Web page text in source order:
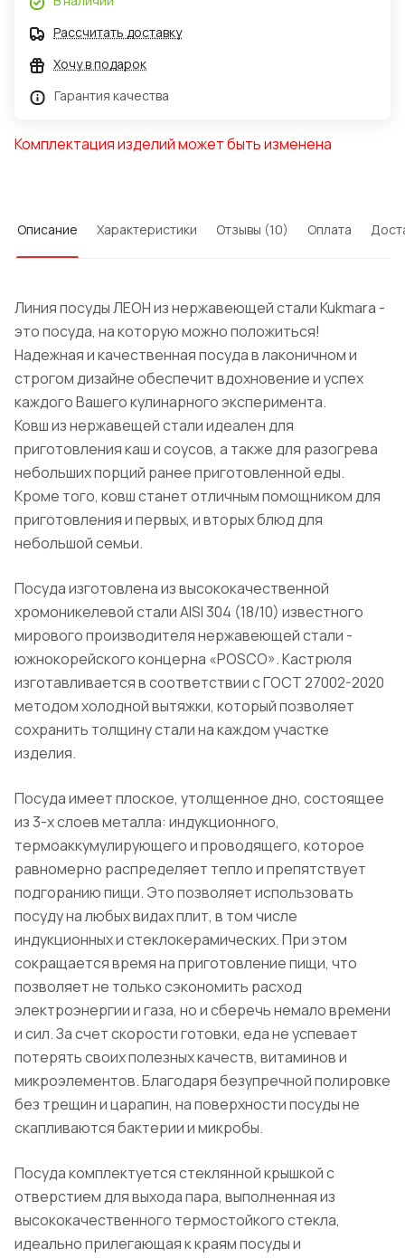
Рассчитать доставку
Хочу в подарок
Гарантия качества
Комплектация изделий может быть изменена
Описание Характеристики Отзывы (10) Оплата
Линия посуды ЛЕОН из нержавеющей стали Kukmara -
это посуда, на которую можно положиться!
Надежная и качественная посуда в лаконичном и
строгом дизайне обеспечит вдохновение и успех
каждого Вашего кулинарного эксперимента.
Ковш из нержавещей стали идеален для
приготовления каш и соусов, а также для разогрева
небольших порций ранее приготовленной еды.
Кроме того, ковш станет отличным помощником для
приготовления и первых, и вторых блюд для
небольшой семьи.
Посуда изготовлена из высококачественной
хромоникелевой стали AISI 304 (18/10) известного
мирового производителя нержавеющей стали -
южнокорейского концерна «POSCO». Кастрюля
изготавливается в соответствии с ГОСТ 27002-2020
методом холодной вытяжки, который позволяет
сохранить толщину стали на каждом участке
изделия.
Посуда имеет плоское, утолщенное дно, состоящее
из 3-х слоев металла: индукционного,
термоаккумулирующего и проводящего, которое
равномерно распределяет тепло и препятствует
подгоранию пищи. Это позволяет использовать
посуду на любых видах плит, в том числе
индукционных и стеклокерамических. При этом
сокращается время на приготовление пищи, что
позволяет не только сэкономить расход
электроэнергии и газа, но и сберечь немало времени
и сил. За счет скорости готовки, еда не успевает
потерять своих полезных качеств, витаминов и
микроэлементов. Благодаря безупречной полировке
без трещин и царапин, на поверхности посуды не
скапливаются бактерии и микробы.
Посуда комплектуется стеклянной крышкой с
отверстием для выхода пара, выполненная из
высококачественного термостойкого стекла,
идеально прилегающая к краям посуды и